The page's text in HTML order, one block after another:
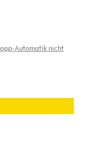
Automatik nicht